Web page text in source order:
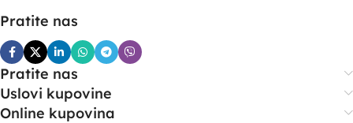
Pratite nas
Pratite nas
Uslovi kupovine
Online kupovina